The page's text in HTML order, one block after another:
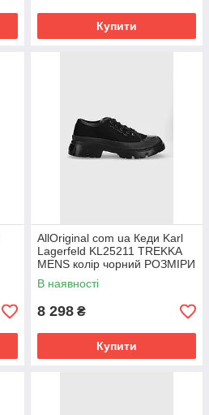
Купити
AllOriginal com ua Кеди Karl
Lagerfeld KL25211 TREKKA
MENS колір чорний РОЗМІРИ
ЗАПИТУЙТЕ
В наявності
8 298 ₴
Купити